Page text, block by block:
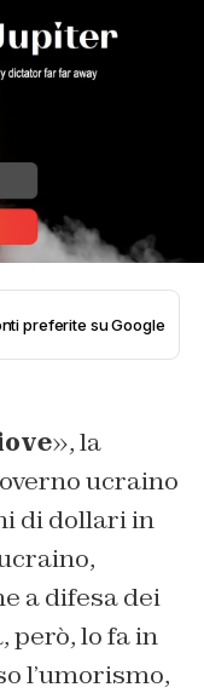
preferite su Google
», la
ucraino
di dollari in
a difesa dei
però, lo fa in
l’umorismo,